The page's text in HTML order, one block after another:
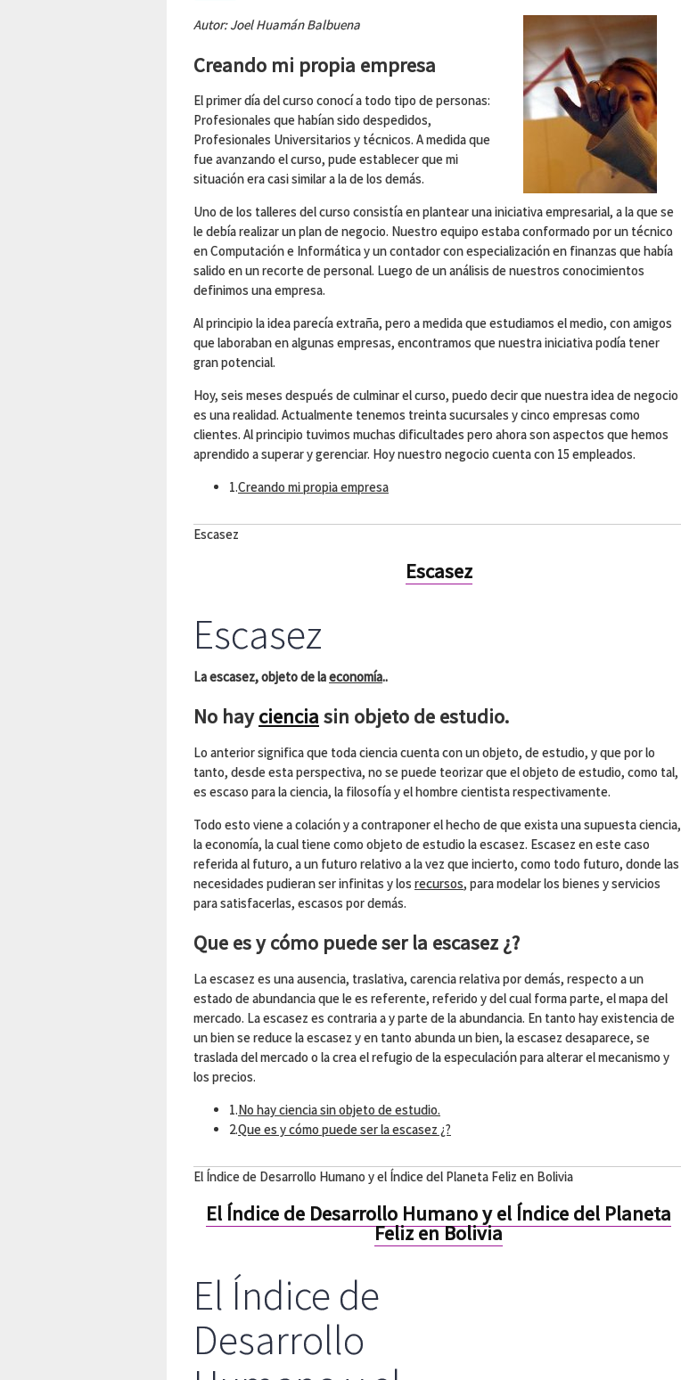
Autor: Joel Huamán Balbuena
Creando mi propia empresa
El primer día del curso conocí a todo tipo de personas:
Profesionales que habían sido despedidos,
Profesionales Universitarios y técnicos. A medida que
fue avanzando el curso, pude establecer que mi
situación era casi similar a la de los demás.
Uno de los talleres del curso consistía en plantear una iniciativa empresarial, a la que se
le debía realizar un plan de negocio. Nuestro equipo estaba conformado por un técnico
en Computación e Informática y un contador con especialización en finanzas que había
salido en un recorte de personal. Luego de un análisis de nuestros conocimientos
definimos una empresa.
Al principio la idea parecía extraña, pero a medida que estudiamos el medio, con amigos
que laboraban en algunas empresas, encontramos que nuestra iniciativa podía tener
gran potencial.
Hoy, seis meses después de culminar el curso, puedo decir que nuestra idea de negocio
es una realidad. Actualmente tenemos treinta sucursales y cinco empresas como
clientes. Al principio tuvimos muchas dificultades pero ahora son aspectos que hemos
aprendido a superar y gerenciar. Hoy nuestro negocio cuenta con 15 empleados.
1.Creando mi propia empresa
Escasez
Escasez
Escasez
La escasez, objeto de laeconomía..
No hayciencia sin objeto de estudio.
Lo anterior significa que toda ciencia cuenta con un objeto, de estudio, y que por lo
tanto, desde esta perspectiva, no se puede teorizar que el objeto de estudio, como tal,
es escaso para la ciencia, la filosofía y el hombre cientista respectivamente.
Todo esto viene a colación y a contraponer el hecho de que exista una supuesta ciencia,
la economía, la cual tiene como objeto de estudio la escasez. Escasez en este caso
referida al futuro, a un futuro relativo a la vez que incierto, como todo futuro, donde las
necesidades pudieran ser infinitas y los recursos, para modelar los bienes y servicios
para satisfacerlas, escasos por demás.
Que es y cómo puede ser la escasez ¿?
La escasez es una ausencia, traslativa, carencia relativa por demás, respecto a un
estado de abundancia que le es referente, referido y del cual forma parte, el mapa del
mercado. La escasez es contraria a y parte de la abundancia. En tanto hay existencia de
un bien se reduce la escasez y en tanto abunda un bien, la escasez desaparece, se
traslada del mercado o la crea el refugio de la especulación para alterar el mecanismo y
los precios.
1.No hay ciencia sin objeto de estudio.
2.Que es y cómo puede ser la escasez ¿?
El Índice de Desarrollo Humano y el Índice del Planeta Feliz en Bolivia
El Índice de Desarrollo Humano y el Índice del Planeta
Feliz en Bolivia
El Índice de
Desarrollo